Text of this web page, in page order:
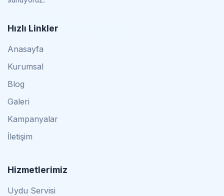
Hızlı Linkler
Anasayfa
Kurumsal
Blog
Galeri
Kampanyalar
İletişim
Hizmetlerimiz
Uydu Servisi